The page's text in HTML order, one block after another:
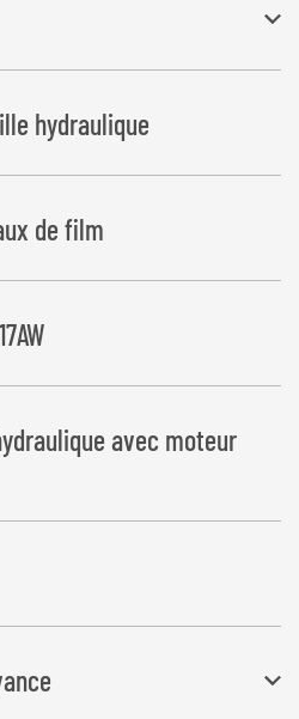
rupture du film et à la fin du film
hydraulique
de film
avec moteur